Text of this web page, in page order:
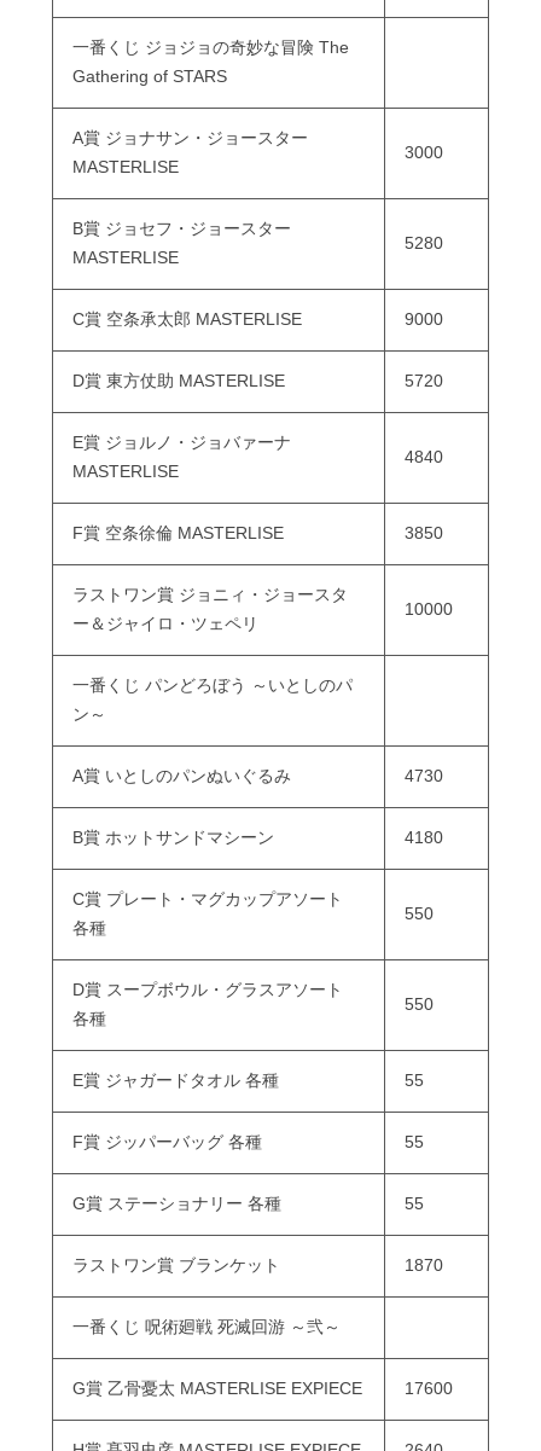
一番くじ ジョジョの奇妙な冒険 The
Gathering of STARS
A賞 ジョナサン・ジョースター
MASTERLISE
3000
B賞 ジョセフ・ジョースター
MASTERLISE
5280
C賞 空条承太郎 MASTERLISE 9000
D賞 東方仗助 MASTERLISE 5720
E賞 ジョルノ・ジョバァーナ
MASTERLISE
4840
F賞 空条徐倫 MASTERLISE 3850
ラストワン賞 ジョニィ・ジョースタ
ー＆ジャイロ・ツェペリ
10000
一番くじ パンどろぼう ～いとしのパ
ン～
A賞 いとしのパンぬいぐるみ 4730
B賞 ホットサンドマシーン 4180
C賞 プレート・マグカップアソート
各種
550
D賞 スープボウル・グラスアソート
各種
550
E賞 ジャガードタオル 各種 55
F賞 ジッパーバッグ 各種 55
G賞 ステーショナリー 各種 55
ラストワン賞 ブランケット 1870
一番くじ 呪術廻戦 死滅回游 ～弐～
G賞 乙骨憂太 MASTERLISE EXPIECE 17600